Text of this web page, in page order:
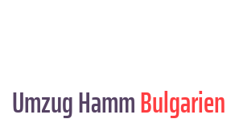
Umzug HammBulgarien